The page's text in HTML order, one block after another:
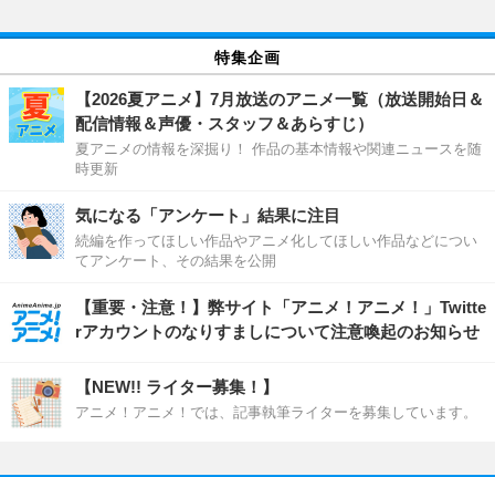
特集企画
【2026夏アニメ】7月放送のアニメ一覧（放送開始日＆
配信情報＆声優・スタッフ＆あらすじ）
夏アニメの情報を深掘り！ 作品の基本情報や関連ニュースを随
時更新
気になる「アンケート」結果に注目
続編を作ってほしい作品やアニメ化してほしい作品などについ
てアンケート、その結果を公開
【重要・注意！】弊サイト「アニメ！アニメ！」Twitte
rアカウントのなりすましについて注意喚起のお知らせ
【NEW!! ライター募集！】
アニメ！アニメ！では、記事執筆ライターを募集しています。